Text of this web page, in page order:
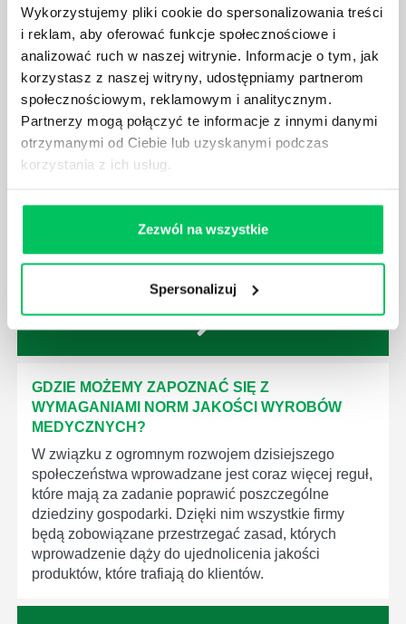
Wykorzystujemy pliki cookie do spersonalizowania treści
i reklam, aby oferować funkcje społecznościowe i
analizować ruch w naszej witrynie. Informacje o tym, jak
korzystasz z naszej witryny, udostępniamy partnerom
społecznościowym, reklamowym i analitycznym.
Partnerzy mogą połączyć te informacje z innymi danymi
otrzymanymi od Ciebie lub uzyskanymi podczas
korzystania z ich usług.
Zezwól na wszystkie
Spersonalizuj
zgłaszana? Jak to w zasadzie dokładniej wygląda?
Czy z prywatnej posesji można wyciąć cokolwiek?
KTO EGZEKWUJE PRAWO WODNE?
ustawodawstwie polskim. Na czym dokładniej ono
polega? Kogo w zasadzie obowiązuje? Jak wygląda
odpowiemy pokrótce poniżej.
GDZIE MOŻEMY ZAPOZNAĆ SIĘ Z
WYMAGANIAMI NORM JAKOŚCI WYROBÓW
MEDYCZNYCH?
W związku z ogromnym rozwojem dzisiejszego
społeczeństwa wprowadzane jest coraz więcej reguł,
które mają za zadanie poprawić poszczególne
dziedziny gospodarki. Dzięki nim wszystkie firmy
będą zobowiązane przestrzegać zasad, których
wprowadzenie dąży do ujednolicenia jakości
produktów, które trafiają do klientów.